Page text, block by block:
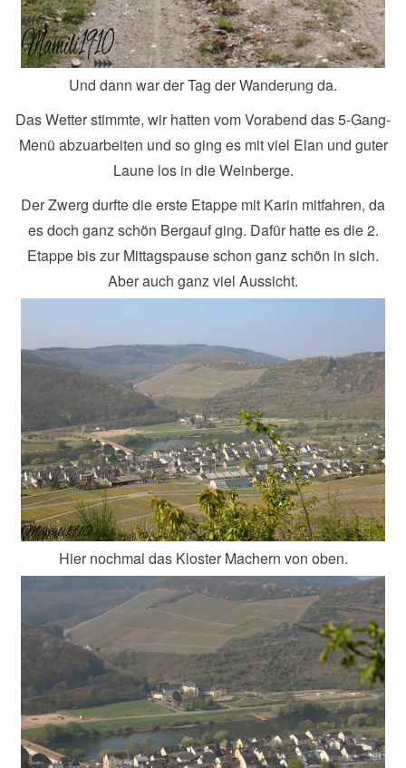
Und dann war der Tag der Wanderung da.
Das Wetter stimmte, wir hatten vom Vorabend das 5-Gang-
Menü abzuarbeiten und so ging es mit viel Elan und guter
Laune los in die Weinberge.
Der Zwerg durfte die erste Etappe mit Karin mitfahren, da
es doch ganz schön Bergauf ging. Dafür hatte es die 2.
Etappe bis zur Mittagspause schon ganz schön in sich.
Aber auch ganz viel Aussicht.
Hier nochmal das Kloster Machern von oben.